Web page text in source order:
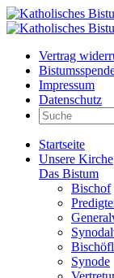
Vertrag
Impressum
Datenschutz
Startseite
Unsere Kirche
Das Bistum
Bischof
Synode